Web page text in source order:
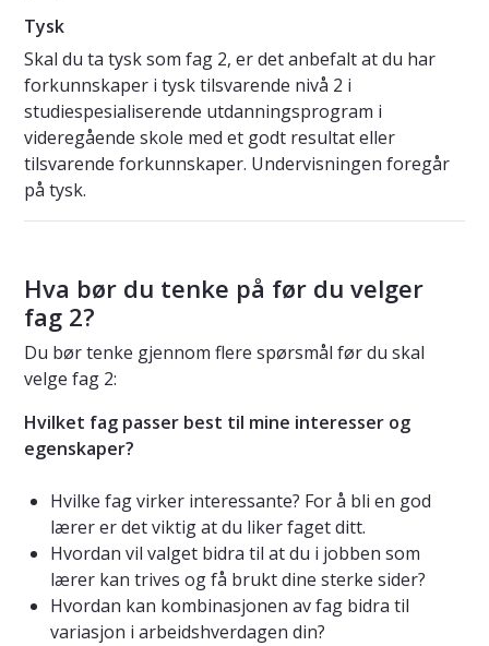
Tysk
Skal du ta tysk som fag 2, er det anbefalt at du har
forkunnskaper i tysk tilsvarende nivå 2 i
studiespesialiserende utdanningsprogram i
videregående skole med et godt resultat eller
tilsvarende forkunnskaper. Undervisningen foregår
på tysk.
Hva bør du tenke på før du velger
fag 2?
Du bør tenke gjennom flere spørsmål før du skal
velge fag 2:
Hvilket fag passer best til mine interesser og
egenskaper?
Hvilke fag virker interessante? For å bli en god
lærer er det viktig at du liker faget ditt.
Hvordan vil valget bidra til at du i jobben som
lærer kan trives og få brukt dine sterke sider?
Hvordan kan kombinasjonen av fag bidra til
variasjon i arbeidshverdagen din?